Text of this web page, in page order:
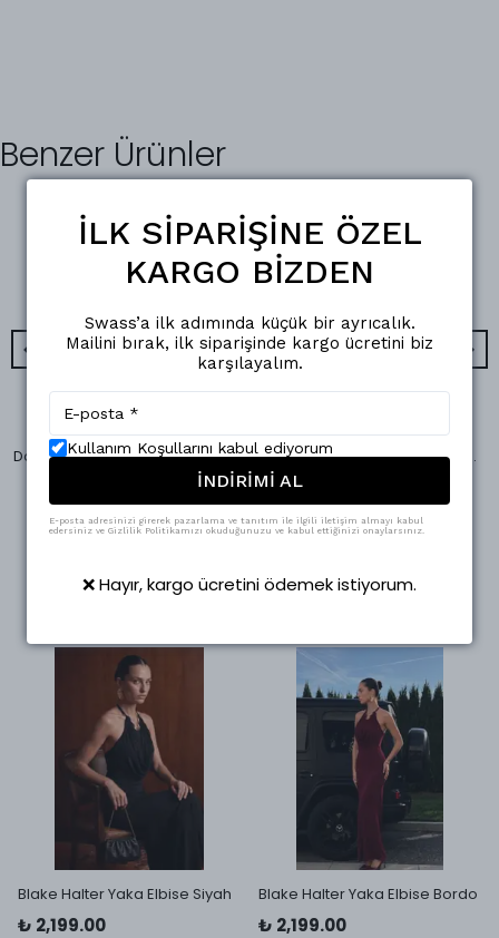
Benzer Ürünler
Swass
Dar Paça Klasik Kemerli Kumaş Pantolon Yeşil
%50 ₺ 748.95
5 Beden
Swass
Oversize Geniş Kesim Düğmeli Kısa Kaşe Kaban Fuşya
%63 ₺ 899.90
5 Beden
Blake Halter Yaka Elbise Siyah
₺ 2,199.00
Blake Halter Yaka Elbise Bordo
₺ 2,199.00
İLK SİPARİŞİNE ÖZEL
KARGO BİZDEN
Swass’a ilk adımında küçük bir ayrıcalık.
Mailini bırak, ilk siparişinde kargo ücretini biz
karşılayalım.
Kullanım Koşullarını kabul ediyorum
İNDİRİMİ AL
E-posta adresinizi girerek pazarlama ve tanıtım ile ilgili iletişim almayı kabul
edersiniz ve Gizlilik Politikamızı okuduğunuzu ve kabul ettiğinizi onaylarsınız.
❌ Hayır, kargo ücretini ödemek istiyorum.